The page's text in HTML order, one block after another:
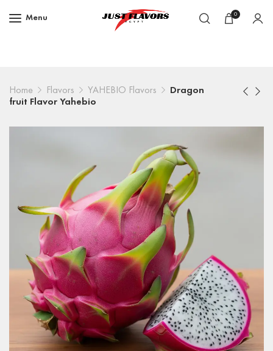
Menu 0
Home Flavors YAHEBIO Flavors
Dragon
fruit Flavor Yahebio